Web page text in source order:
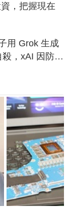
，把握現在
用 Grok 生成
，xAI 因防護